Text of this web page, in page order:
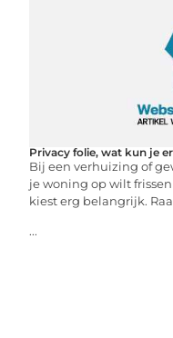
Privacy folie, wat kun je
Bij een verhuizing of
je woning op wilt
kiest erg belangrijk.
...